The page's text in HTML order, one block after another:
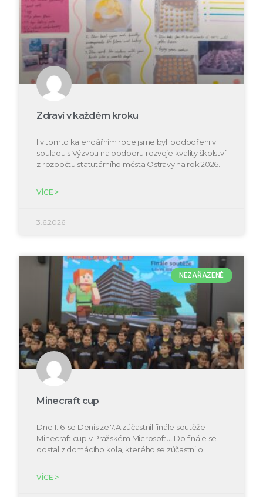
Zdraví v každém kroku
I v tomto kalendářním roce jsme byli podpořeni v
souladu s Výzvou na podporu rozvoje kvality školství
z rozpočtu statutárního města Ostravy na rok 2026.
VÍCE >
3.6.2026
NEZAŘAZENÉ
Minecraft cup
Dne 1. 6. se Denis ze 7.A zúčastnil finále soutěže
Minecraft cup v Pražském Microsoftu. Do finále se
dostal z domácího kola, kterého se zúčastnilo
VÍCE >